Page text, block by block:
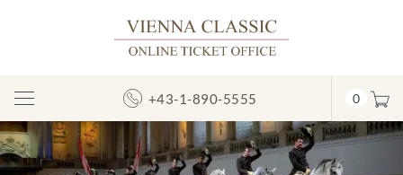
Afficher/masquer
la
navigation
+43-1-890-5555 0